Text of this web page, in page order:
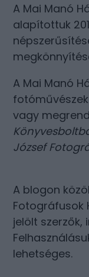
A Mai Manó
alapítottuk
A Mai Manó
vagy
József
A blogon
Fotográfusok
jelölt szerzők,
lehetséges.